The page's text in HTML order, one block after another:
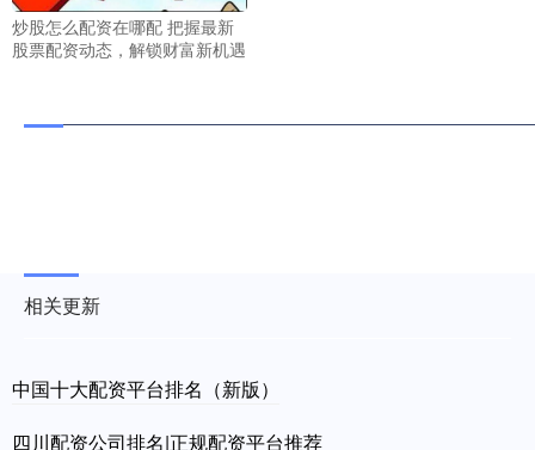
炒股怎么配资在哪配 把握最新
股票配资动态，解锁财富新机遇
相关更新
中国十大配资平台排名（新版）
四川配资公司排名|正规配资平台推荐